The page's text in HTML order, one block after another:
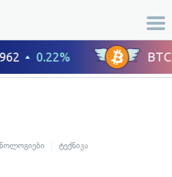
ტექნიკა